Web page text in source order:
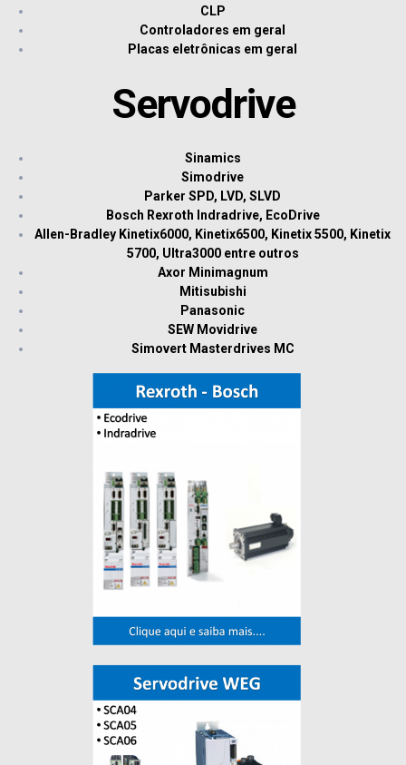
CLP
Controladores em geral
Placas eletrônicas em geral
Servodrive
Sinamics
Simodrive
Parker SPD, LVD, SLVD
Bosch Rexroth Indradrive, EcoDrive
Allen-Bradley Kinetix6000, Kinetix6500, Kinetix 5500, Kinetix
5700, Ultra3000 entre outros
Axor Minimagnum
Mitisubishi
Panasonic
SEW Movidrive
Simovert Masterdrives MC